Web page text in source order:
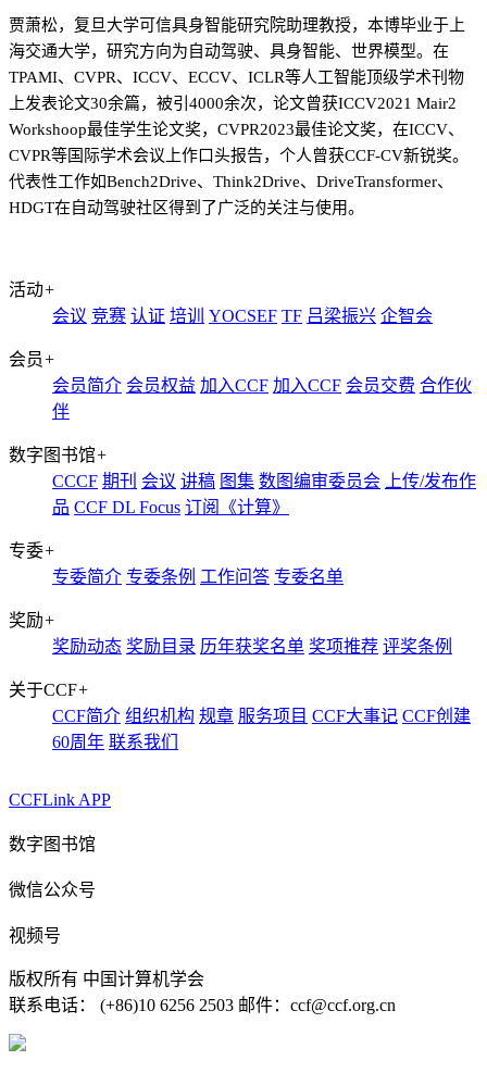
贾萧松，复旦大学可信具身智能研究院助理教授，本博毕业于上
海交通大学，研究方向为自动驾驶、具身智能、世界模型。在
TPAMI、 CVPR、 ICCV、 ECCV、 ICLR等人工智能顶级学术刊物
上发表论文30余篇，被引 4000余次，论文曾获ICCV2021 Mair2
Workshoop最佳学生论文奖， CVPR2023最佳论文奖，在ICCV、
CVPR等国际学术会议上作口头报告，个人曾获CCF-CV新锐奖。
代表性工作如Bench2Drive、 Think2Drive、 DriveTransformer、
HDGT在自动驾驶社区得到了广泛的关注与使用。
活动+
会议 竞赛 认证 培训 YOCSEF TF 吕梁振兴 企智会
会员+
会员简介 会员权益 加入CCF 加入CCF 会员交费 合作伙
伴
数字图书馆+
CCCF 期刊 会议 讲稿 图集 数图编审委员会
上传/发布作
品 CCF DL Focus 订阅《计算》
专委+
专委简介 专委条例 工作问答 专委名单
奖励+
奖励动态 奖励目录 历年获奖名单 奖项推荐 评奖条例
关于CCF+
CCF简介 组织机构 规章 服务项目 CCF大事记 CCF创建
60周年 联系我们
CCFLink APP
数字图书馆
微信公众号
视频号
版权所有 中国计算机学会
联系电话： (+86)10 6256 2503 邮件：ccf@ccf.org.cn